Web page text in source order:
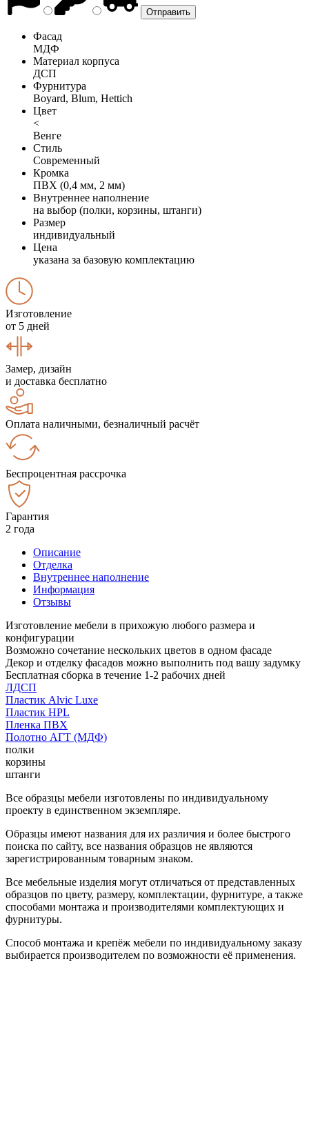
Фасад
МДФ
Материал корпуса
ДСП
Фурнитура
Boyard, Blum, Hettich
Цвет
<
Венге
Стиль
Современный
Кромка
ПВХ (0,4 мм, 2 мм)
Внутреннее наполнение
на выбор (полки, корзины, штанги)
Размер
индивидуальный
Цена
указана за базовую комплектацию
Изготовление
от 5 дней
Замер, дизайн
и доставка бесплатно
Оплата наличными, безналичный расчёт
Беспроцентная рассрочка
Гарантия
2 года
Описание
Отделка
Внутреннее наполнение
Информация
Отзывы
Изготовление мебели в прихожую любого размера и
конфигурации
Возможно сочетание нескольких цветов в одном фасаде
Декор и отделку фасадов можно выполнить под вашу задумку
Бесплатная сборка в течение 1-2 рабочих дней
ЛДСП
Пластик Alvic Luxe
Пластик HPL
Пленка ПВХ
Полотно АГТ (МДФ)
полки
корзины
штанги
Все образцы мебели изготовлены по индивидуальному
проекту в единственном экземпляре.
Образцы имеют названия для их различия и более быстрого
поиска по сайту, все названия образцов не являются
зарегистрированным товарным знаком.
Все мебельные изделия могут отличаться от представленных
образцов по цвету, размеру, комплектации, фурнитуре, а также
способами монтажа и производителями комплектующих и
фурнитуры.
Способ монтажа и крепёж мебели по индивидуальному заказу
выбирается производителем по возможности её применения.